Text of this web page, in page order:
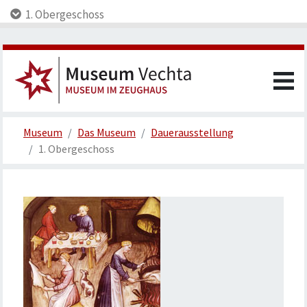
1. Obergeschoss
Museum Das Museum
Dauerausstellung
1. Obergeschoss